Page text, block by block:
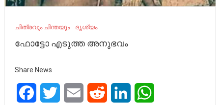
ചിത്രവും ചിന്തയും ദൃശ്യം
ഫോട്ടോ എടുത്ത അനുഭവം
Share News
FacebookTwitter Email Reddit LinkedIn